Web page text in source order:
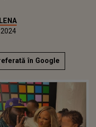
în Google